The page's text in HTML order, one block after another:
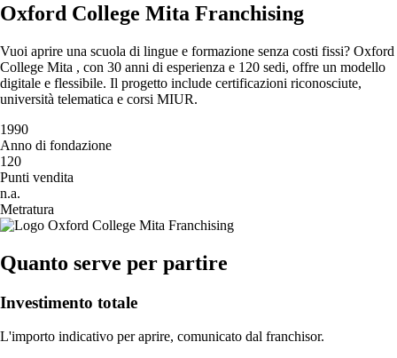
Oxford College Mita Franchising
Vuoi aprire una scuola di lingue e formazione senza costi fissi? Oxford
College Mita , con 30 anni di esperienza e 120 sedi, offre un modello
digitale e flessibile. Il progetto include certificazioni riconosciute,
università telematica e corsi MIUR.
1990
Anno di fondazione
120
Punti vendita
n.a.
Metratura
Quanto serve per partire
Investimento totale
L'importo indicativo per aprire, comunicato dal franchisor.